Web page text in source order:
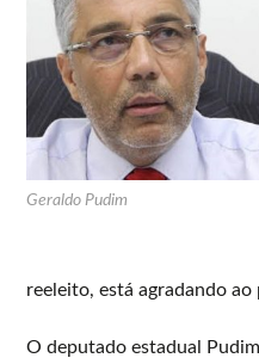
Geraldo Pudim
reeleito, está agradando ao
O deputado estadual